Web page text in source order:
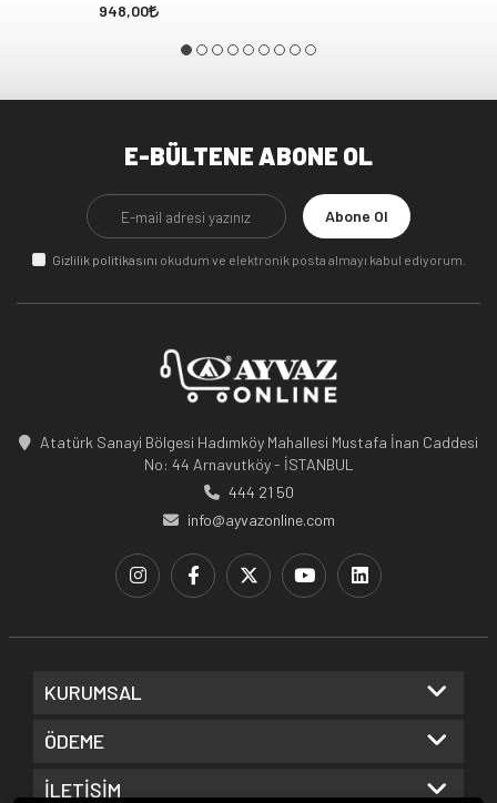
948,00
E-BÜLTENE ABONE OL
Abone Ol
Gizlilik politikasını okudum ve elektronik posta almayı kabul ediyorum.
Atatürk Sanayi Bölgesi Hadımköy Mahallesi Mustafa İnan Caddesi
No: 44 Arnavutköy - İSTANBUL
444 21 50
info@ayvazonline.com
KURUMSAL
ÖDEME
İLETİŞİM